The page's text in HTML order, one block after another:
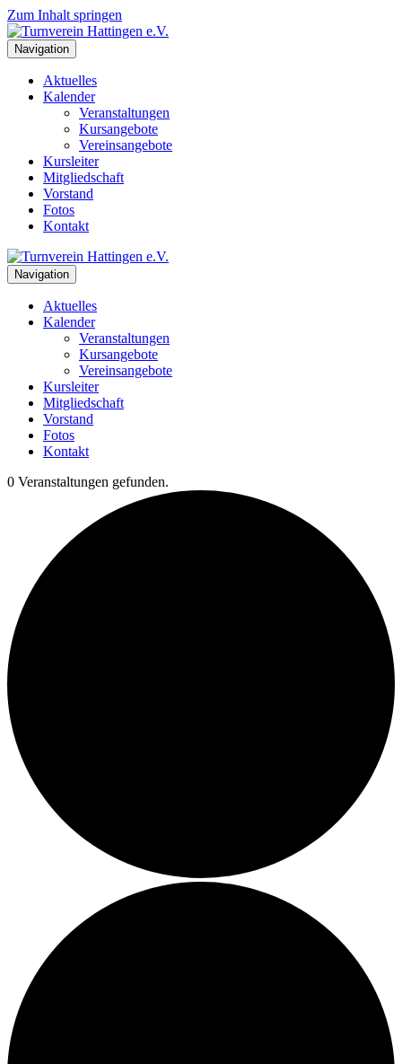
Zum Inhalt springen
Navigation
Aktuelles
Kalender
Veranstaltungen
Kursangebote
Vereinsangebote
Kursleiter
Mitgliedschaft
Vorstand
Fotos
Kontakt
Navigation
Aktuelles
Kalender
Veranstaltungen
Kursangebote
Vereinsangebote
Kursleiter
Mitgliedschaft
Vorstand
Fotos
Kontakt
0 Veranstaltungen gefunden.